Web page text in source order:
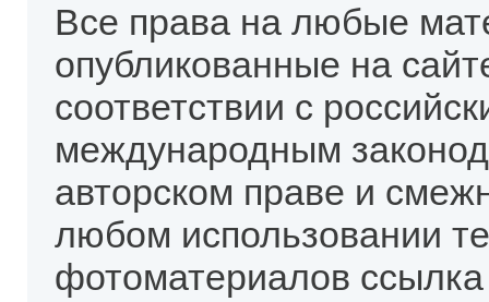
Все права на любые
опубликованные на
соответствии с
международным
авторском праве и
любом использовании
фотоматериалов